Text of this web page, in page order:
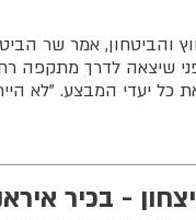
והביטחון, אמר שר
שיצאה לדרך מתקפה
כל יעדי המבצע. "לא
- בכיר